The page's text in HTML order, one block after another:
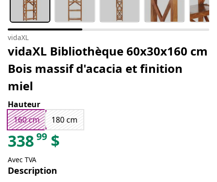
vidaXL
vidaXL Bibliothèque 60x30x160 cm
Bois massif d'acacia et finition
miel
Hauteur
160 cm
180 cm
33899 $
Avec TVA
Description